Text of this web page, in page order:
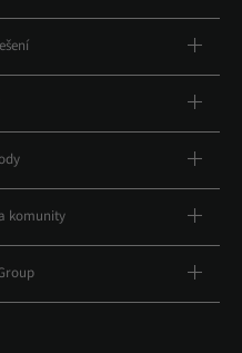
komunity